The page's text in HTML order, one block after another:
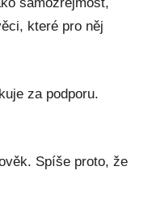
které pro něj
za podporu.
Spíše proto, že